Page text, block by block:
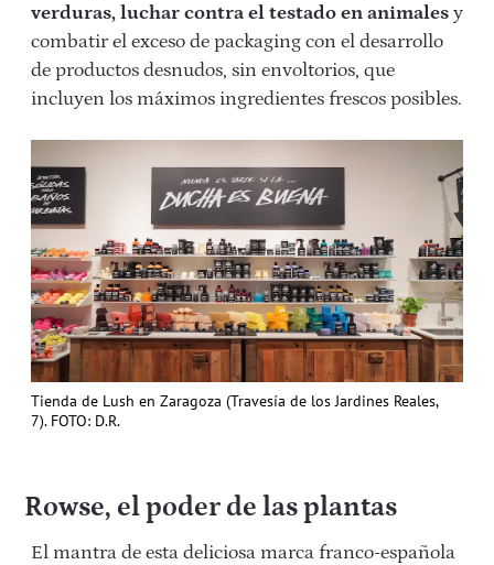
verduras, luchar contra el testado en animales y
combatir el exceso de packaging con el desarrollo
de productos desnudos, sin envoltorios, que
incluyen los máximos ingredientes frescos posibles.
Tienda de Lush en Zaragoza (Travesía de los Jardines Reales,
7). FOTO: D.R.
Rowse, el poder de las plantas
El mantra de esta deliciosa marca franco-española